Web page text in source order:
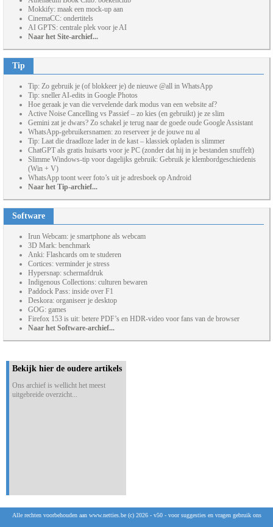
Mokkify: maak een mock-up aan
CinemaCC: ondertitels
AI GPTS: centrale plek voor je AI
Naar het Site-archief...
Tip
Tip: Zo gebruik je (of blokkeer je) de nieuwe @all in WhatsApp
Tip: sneller AI-edits in Google Photos
Hoe geraak je van die vervelende dark modus van een website af?
Active Noise Cancelling vs Passief – zo kies (en gebruikt) je ze slim
Gemini zat je dwars? Zo schakel je terug naar de goede oude Google Assistant
WhatsApp-gebruikersnamen: zo reserveer je de jouwe nu al
Tip: Laat die draadloze lader in de kast – klassiek opladen is slimmer
ChatGPT als gratis huisarts voor je PC (zonder dat hij in je bestanden snuffelt)
Slimme Windows-tip voor dagelijks gebruik: Gebruik je klembordgeschiedenis
(Win + V)
WhatsApp toont weer foto’s uit je adresboek op Android
Naar het Tip-archief...
Software
Irun Webcam: je smartphone als webcam
3D Mark: benchmark
Anki: Flashcards om te studeren
Cortices: verminder je stress
Hypersnap: schermafdruk
Indigenous Collections: culturen bewaren
Paddock Pass: inside over F1
Deskora: organiseer je desktop
GOG: games
Firefox 153 is uit: betere PDF’s en HDR-video voor fans van de browser
Naar het Software-archief...
Bekijk hier de oudere artikels
Ons archief is wellicht het meest
uitgebreide overzicht...
Alle rechten voorbehouden aan www.netties.be (c) 2026 - v50 - voor suggesties en vragen gebruik ons